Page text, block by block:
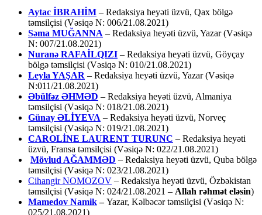
Aytac İBRAHİM – Redaksiya heyəti üzvü, Qax bölgə
təmsilçisi (Vəsiqə N: 006/21.08.2021)
Səma MUĞANNA – Redaksiya heyəti üzvü, Yazar (Vəsiqə
N: 007/21.08.2021)
Nuranə RAFAİLQIZI – Redaksiya heyəti üzvü, Göyçay
bölgə təmsilçisi (Vəsiqə N: 010/21.08.2021)
Leyla YAŞAR – Redaksiya heyəti üzvü, Yazar (Vəsiqə
N:011/21.08.2021)
Əbülfəz ƏHMƏD – Redaksiya heyəti üzvü, Almaniya
təmsilçisi (Vəsiqə N: 018/21.08.2021)
Günay ƏLİYEVA – Redaksiya heyəti üzvü, Norveç
təmsilçisi (Vəsiqə N: 019/21.08.2021)
CAROLİNE LAURENT TURUNC – Redaksiya heyəti
üzvü, Fransa təmsilçisi (Vəsiqə N: 022/21.08.2021)
Mövlud AĞAMMƏD – Redaksiya heyəti üzvü, Quba bölgə
təmsilçisi (Vəsiqə N: 023/21.08.2021)
Cihangir NOMOZOV – Redaksiya heyəti üzvü, Özbəkistan
təmsilçisi (Vəsiqə N: 024/21.08.2021 – Allah rəhmət eləsin)
Mamedov Namik–Yazar, Kəlbəcər təmsilçisi (Vəsiqə N:
025/21.08.2021)